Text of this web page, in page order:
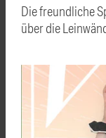
Die freundliche
über die